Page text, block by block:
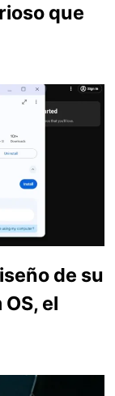
que
de su
el